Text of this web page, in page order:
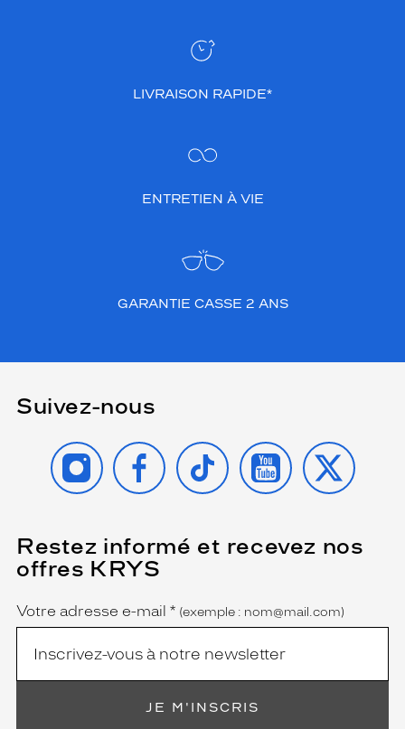
LIVRAISON RAPIDE*
ENTRETIEN À VIE
GARANTIE CASSE 2 ANS
Suivez-nous
INSTAGRAMFACEBOOK
TIKTOK YOUTUBE
X
Restez informé et recevez nos
offres KRYS
Name
Votre adresse e-mail *
(Ce
champ
est
(exemple : nom@mail.com)
JE M'INSCRIS